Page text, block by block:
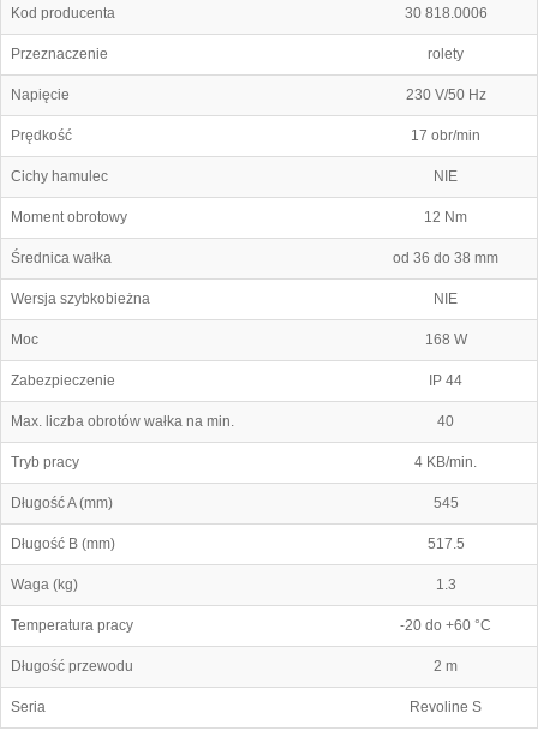
Kod producenta 30 818.0006
Przeznaczenie rolety
Napięcie 230 V/50 Hz
Prędkość 17 obr/min
Cichy hamulec NIE
Moment obrotowy 12 Nm
Średnica wałka od 36 do 38 mm
Wersja szybkobieżna NIE
Moc 168 W
Zabezpieczenie IP 44
Max. liczba obrotów wałka na min. 40
Tryb pracy 4 KB/min.
Długość A (mm) 545
Długość B (mm) 517.5
Waga (kg) 1.3
Temperatura pracy -20 do +60 °C
Długość przewodu 2 m
Seria Revoline S